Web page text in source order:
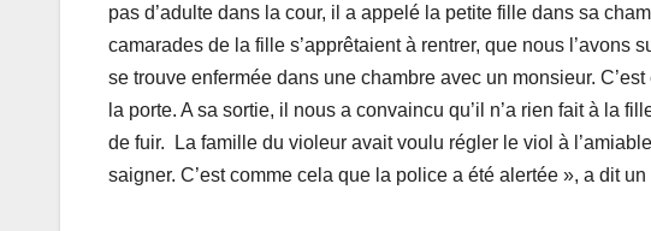
pas d’adulte dans la cour, il a appelé la petite fille dans sa
camarades de la fille s’apprêtaient à rentrer, que nous
se trouve enfermée dans une chambre avec un monsieur.
la porte. A sa sortie, il nous a convaincu qu’il n’a rien fait à la
de fuir. La famille du violeur avait voulu régler le viol à
saigner. C’est comme cela que la police a été alertée », a dit